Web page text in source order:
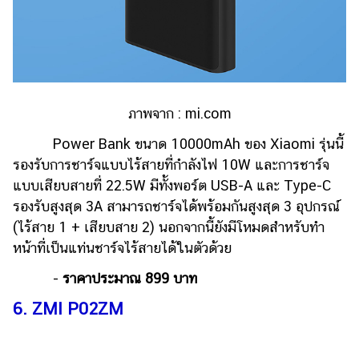
ภาพจาก : mi.com
Power Bank ขนาด 10000mAh ของ Xiaomi รุ่นนี้
รองรับการชาร์จแบบไร้สายที่กำลังไฟ 10W และการชาร์จ
แบบเสียบสายที่ 22.5W มีทั้งพอร์ต USB-A และ Type-C
รองรับสูงสุด 3A สามารถชาร์จได้พร้อมกันสูงสุด 3 อุปกรณ์
(ไร้สาย 1 + เสียบสาย 2) นอกจากนี้ยังมีโหมดสำหรับทำ
หน้าที่เป็นแท่นชาร์จไร้สายได้ในตัวด้วย
- ราคาประมาณ 899 บาท
6. ZMI P02ZM